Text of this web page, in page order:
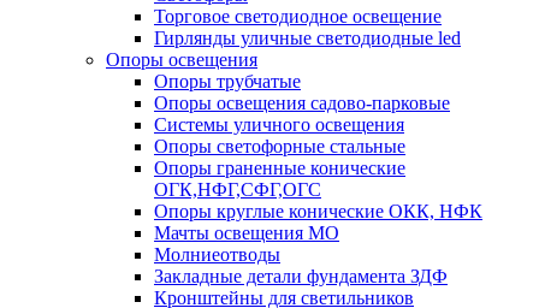
Торговое светодиодное освещение
Гирлянды уличные светодиодные led
Опоры освещения
Опоры трубчатые
Опоры освещения садово-парковые
Системы уличного освещения
Опоры светофорные стальные
Опоры граненные конические
ОГК,НФГ,СФГ,ОГС
Опоры круглые конические ОКК, НФК
Мачты освещения МО
Молниеотводы
Закладные детали фундамента ЗДФ
Кронштейны для светильников